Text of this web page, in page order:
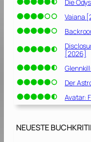
Die
Vaiana
[2026]
Der
Avatar:
NEUESTE